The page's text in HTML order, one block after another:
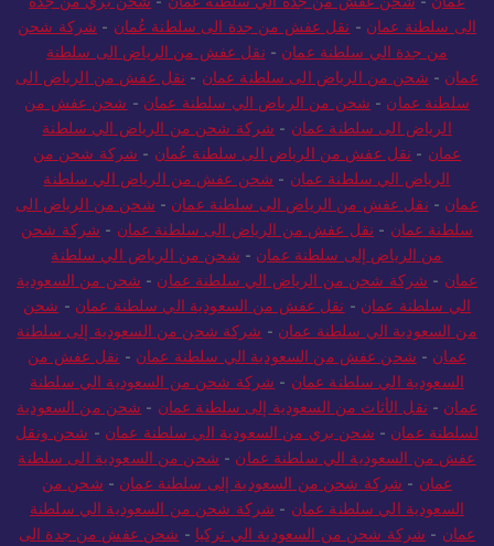
الى سلطنة عمان - نقل عفش من جدة الى سلطنة عُمان - شركة شحن
من جدة الي سلطنة عمان - نقل عفش من الرياض الى سلطنة
عمان - شحن من الرياض الى سلطنة عمان - نقل عفش من الرياض الى
سلطنة عمان - شحن من الرياض الي سلطنة عمان - شحن عفش من
الرياض الى سلطنة عمان - شركة شحن من الرياض الي سلطنة
عمان - نقل عفش من الرياض الى سلطنة عُمان - شركة شحن من
الرياض الي سلطنة عمان - شحن عفش من الرياض الي سلطنة
عمان - نقل عفش من الرياض الى سلطنة عمان - شحن من الرياض الى
سلطنة عمان - نقل عفش من الرياض الى سلطنة عمان - شركة شحن
من الرياض إلى سلطنة عمان - شحن من الرياض الي سلطنة
عمان - شركة شحن من الرياض الي سلطنة عمان - شحن من السعودية
الي سلطنة عمان - نقل عفش من السعودية الي سلطنة عمان - شحن
من السعودية الي سلطنة عمان - شركة شحن من السعودية إلى سلطنة
عمان - شحن عفش من السعودية الي سلطنة عمان - نقل عفش من
السعودية الي سلطنة عمان - شركة شحن من السعودية الي سلطنة
عمان - نقل الأثاث من السعودية إلى سلطنة عمان - شحن من السعودية
لسلطنة عمان - شحن بري من السعودية الي سلطنة عمان - شحن ونقل
عفش من السعودية الي سلطنة عمان - شحن من السعودية الى سلطنة
عمان - شركة شحن من السعودية إلى سلطنة عمان - شحن من
السعودية الي سلطنة عمان - شركة شحن من السعودية الي سلطنة
عمان - شركة شحن من السعودية الي تركيا - شحن عفش من جدة الى